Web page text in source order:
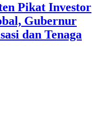
Pikat Investor
Gubernur
dan Tenaga